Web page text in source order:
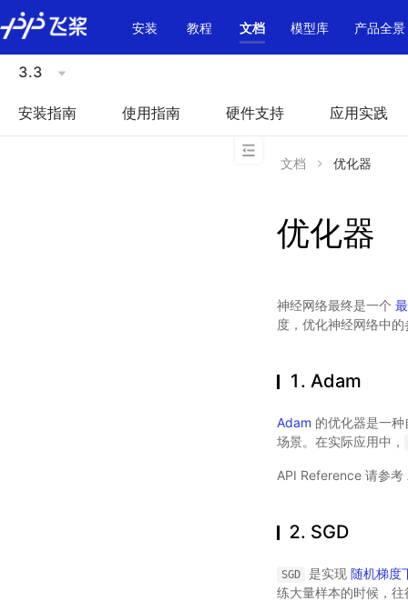
\u200E
安装
教程 文档 模型库 产品全景
3.3
安装指南 使用指南 硬件支持 应用实践
文档 优化器
优化器
神经网络最终是一个
度，优化神经网络中的
1. Adam
Adam 的优化器是一
场景。在实际应用中，
API Reference 请参考
2. SGD
SGD 是实现 随机梯度
练大量样本的时候，